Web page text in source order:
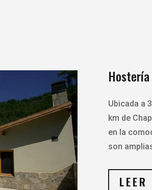
Ubicada a
km de
en la
son
LEER